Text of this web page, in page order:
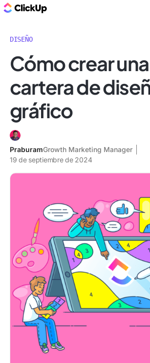
DISEÑO
Cómo crear una
cartera de
gráfico
PraburamGrowth Marketing Manager
19 de septiembre de 2024